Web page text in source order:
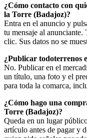
¿Cómo contacto con
la Torre (Badajoz)?
Entra en el anuncio y
tu mensaje al anunciante.
clic. Sus datos no se
¿Publicar todoterrenos
No. Publicar en el
un título, una foto y el
para toda la comarca,
¿Cómo hago una
Torre (Badajoz)?
Queda en un lugar
artículo antes de pagar y